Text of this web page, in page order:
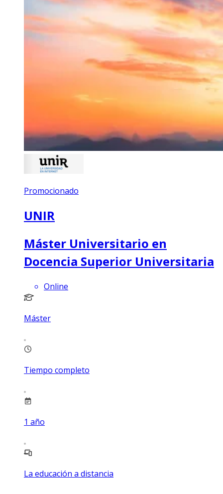
Promocionado
UNIR
Máster Universitario en
Docencia Superior Universitaria
Online
Máster
Tiempo completo
1 año
La educación a distancia